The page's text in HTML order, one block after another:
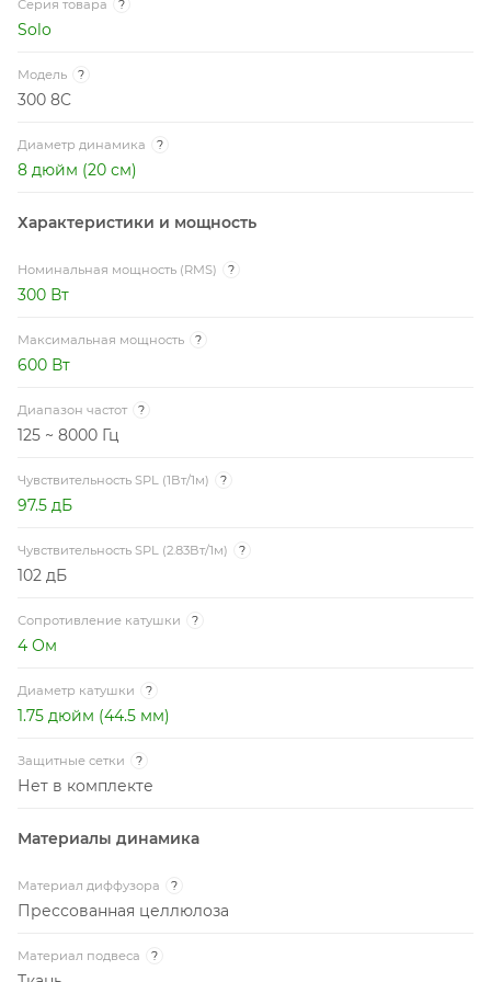
Серия товара ?
Solo
Модель ?
300 8C
Диаметр динамика ?
8 дюйм (20 см)
Характеристики и мощность
Номинальная мощность (RMS) ?
300 Вт
Максимальная мощность ?
600 Вт
Диапазон частот ?
125 ~ 8000 Гц
Чувствительность SPL (1Вт/1м) ?
97.5 дБ
Чувствительность SPL (2.83Вт/1м) ?
102 дБ
Сопротивление катушки ?
4 Ом
Диаметр катушки ?
1.75 дюйм (44.5 мм)
Защитные сетки ?
Нет в комплекте
Материалы динамика
Материал диффузора ?
Прессованная целлюлоза
Материал подвеса ?